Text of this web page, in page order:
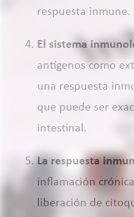
respuesta inmune.
El sistema
antígenos como
una respuesta
que puede ser
intestinal.
La respuesta
inflamación
liberación de